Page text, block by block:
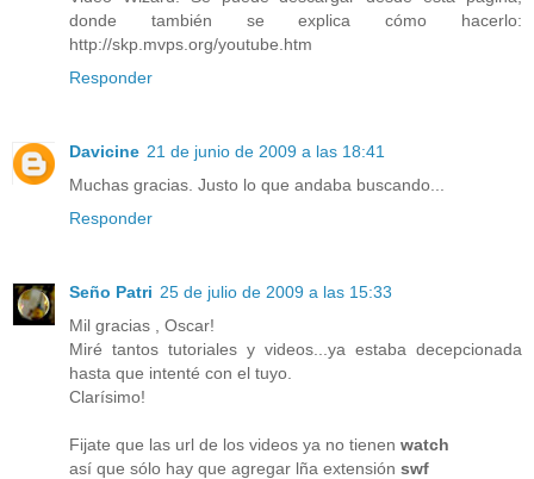
donde también se explica cómo hacerlo:
http://skp.mvps.org/youtube.htm
Responder
Davicine 21 de junio de 2009 a las 18:41
Muchas gracias. Justo lo que andaba buscando...
Responder
Seño Patri 25 de julio de 2009 a las 15:33
Mil gracias , Oscar!
Miré tantos tutoriales y videos...ya estaba decepcionada
hasta que intenté con el tuyo.
Clarísimo!
Fijate que las url de los videos ya no tienen watch
así que sólo hay que agregar lña extensión swf